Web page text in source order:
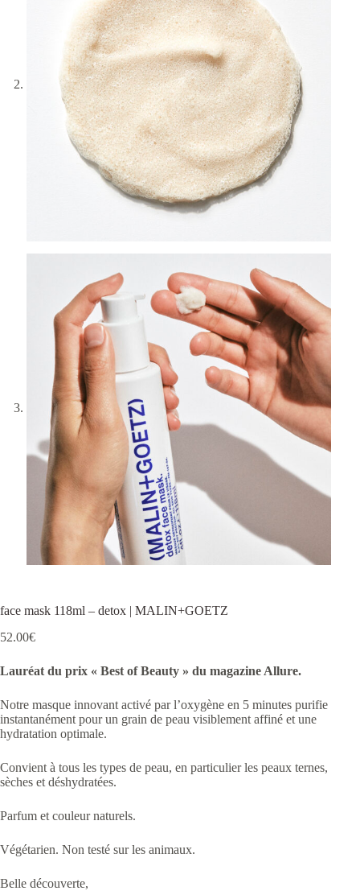
face mask 118ml – detox | MALIN+GOETZ
52.00€
Lauréat du prix « Best of Beauty » du magazine Allure.
Notre masque innovant activé par l’oxygène en 5 minutes purifie
instantanément pour un grain de peau visiblement affiné et une
hydratation optimale.
Convient à tous les types de peau, en particulier les peaux ternes,
sèches et déshydratées.
Parfum et couleur naturels.
Végétarien. Non testé sur les animaux.
Belle découverte,